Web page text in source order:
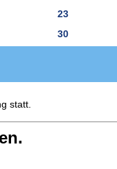
23
30
statt.